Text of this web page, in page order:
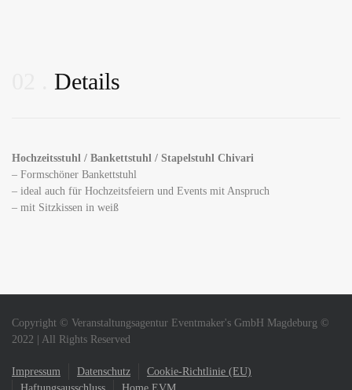
Details
Hochzeitsstuhl / Bankettstuhl / Stapelstuhl Chivari
– Formschöner Bankettstuhl
– ideal auch für Hochzeitsfeiern und Events mit Anspruch
– mit Sitzkissen in weiß
Copyright © Veranstaltungsagentur Eventmaker's GmbH Magdeburg ©
2022 | All Rights Reserved
Impressum Datenschutz
Cookie-Richtlinie (EU)